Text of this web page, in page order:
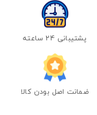
پشتیبانی 24 ساعته
ضمانت اصل بودن کالا